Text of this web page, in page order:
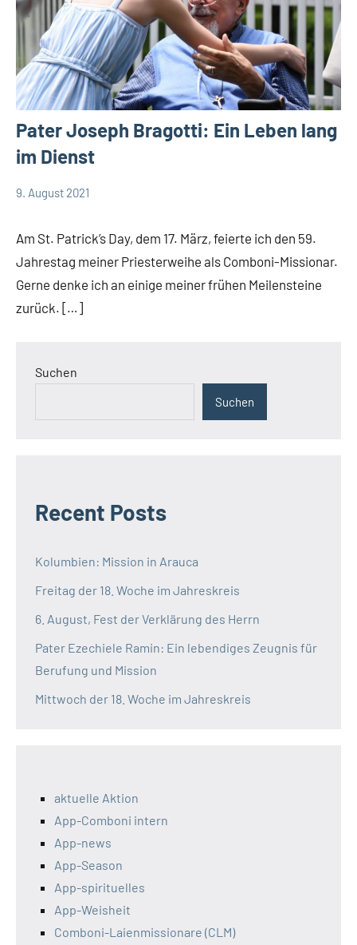
Pater Joseph Bragotti: Ein Leben lang
im Dienst
9. August 2021
comboni-
Am St. Patrick’s Day, dem 17. März, feierte ich den 59.
Jahrestag meiner Priesterweihe als Comboni-Missionar.
Gerne denke ich an einige meiner frühen Meilensteine
zurück. […]
Suchen
Suchen
Recent Posts
Kolumbien: Mission in Arauca
Freitag der 18. Woche im Jahreskreis
6. August, Fest der Verklärung des Herrn
Pater Ezechiele Ramin: Ein lebendiges Zeugnis für
Berufung und Mission
Mittwoch der 18. Woche im Jahreskreis
aktuelle Aktion
App-Comboni intern
App-news
App-Season
App-spirituelles
App-Weisheit
Comboni-Laienmissionare (CLM)